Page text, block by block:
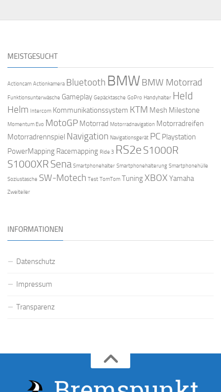
MEISTGESUCHT
Actioncam Actionkamera Bluetooth BMWBMW Motorrad
Funktionsunterwäsche Gameplay Gepäcktasche GoPro Handyhalter Held
Helm Intercom Kommunikationssystem KTM Mesh Milestone
Momentum Evo MotoGP Motorrad Motorradnavigation Motorradreifen
Motorradrennspiel Navigation Navigationsgerät PC Playstation
PowerMapping Racemapping Ride 3 RS2e S1000R
S1000XR Sena Smartphonehalter Smartphonehalterung Smartphonehülle
Soziustasche SW-Motech Test TomTom TuningXBOX Yamaha
Zweiteiler
INFORMATIONEN
Datenschutz
Impressum
Transparenz